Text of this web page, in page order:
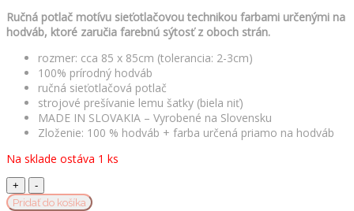
Ručná potlač motívu sieťotlačovou technikou farbami určenými na
hodváb, ktoré zaručia farebnú sýtosť z oboch strán.
rozmer: cca 85 x 85cm (tolerancia: 2-3cm)
100% prírodný hodváb
ručná sieťotlačová potlač
strojové prešívanie lemu šatky (biela niť)
MADE IN SLOVAKIA – Vyrobené na Slovensku
Zloženie: 100 % hodváb + farba určená priamo na hodváb
Na sklade ostáva 1 ks
Hodvábna
šatka
Pridať do košíka